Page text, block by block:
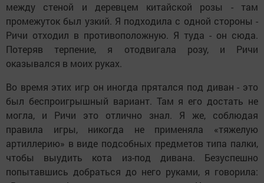
между стеной и деревцем китайской розы - там
промежуток был узкий. Я подходила с одной стороны -
Ричи отходил в противоположную. Я туда - он сюда.
Потеряв терпение, я отодвигала розу, и Ричи
оказывался в моих руках.
Во время этих игр он иногда прятался под диван - это
был беспроигрышный вариант. Там я его достать не
могла, и Ричи это отлично знал. Я же, соблюдая
правила игры, никогда не применяла «тяжелую
артиллерию» в виде подсобных предметов типа палки,
чтобы выудить кота из-под дивана. Безуспешно
попытавшись добраться до него руками, я говорила: